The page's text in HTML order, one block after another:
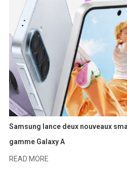
Samsung lance deux nouveaux
gamme Galaxy A
READ MORE